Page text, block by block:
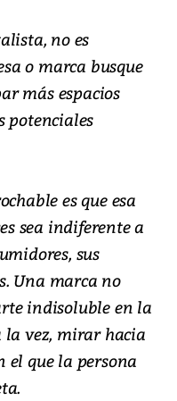
no es
o marca busque
más espacios
potenciales
es que esa
sea indiferente a
sus
Una marca no
indisoluble en la
la vez, mirar hacia
el que la persona